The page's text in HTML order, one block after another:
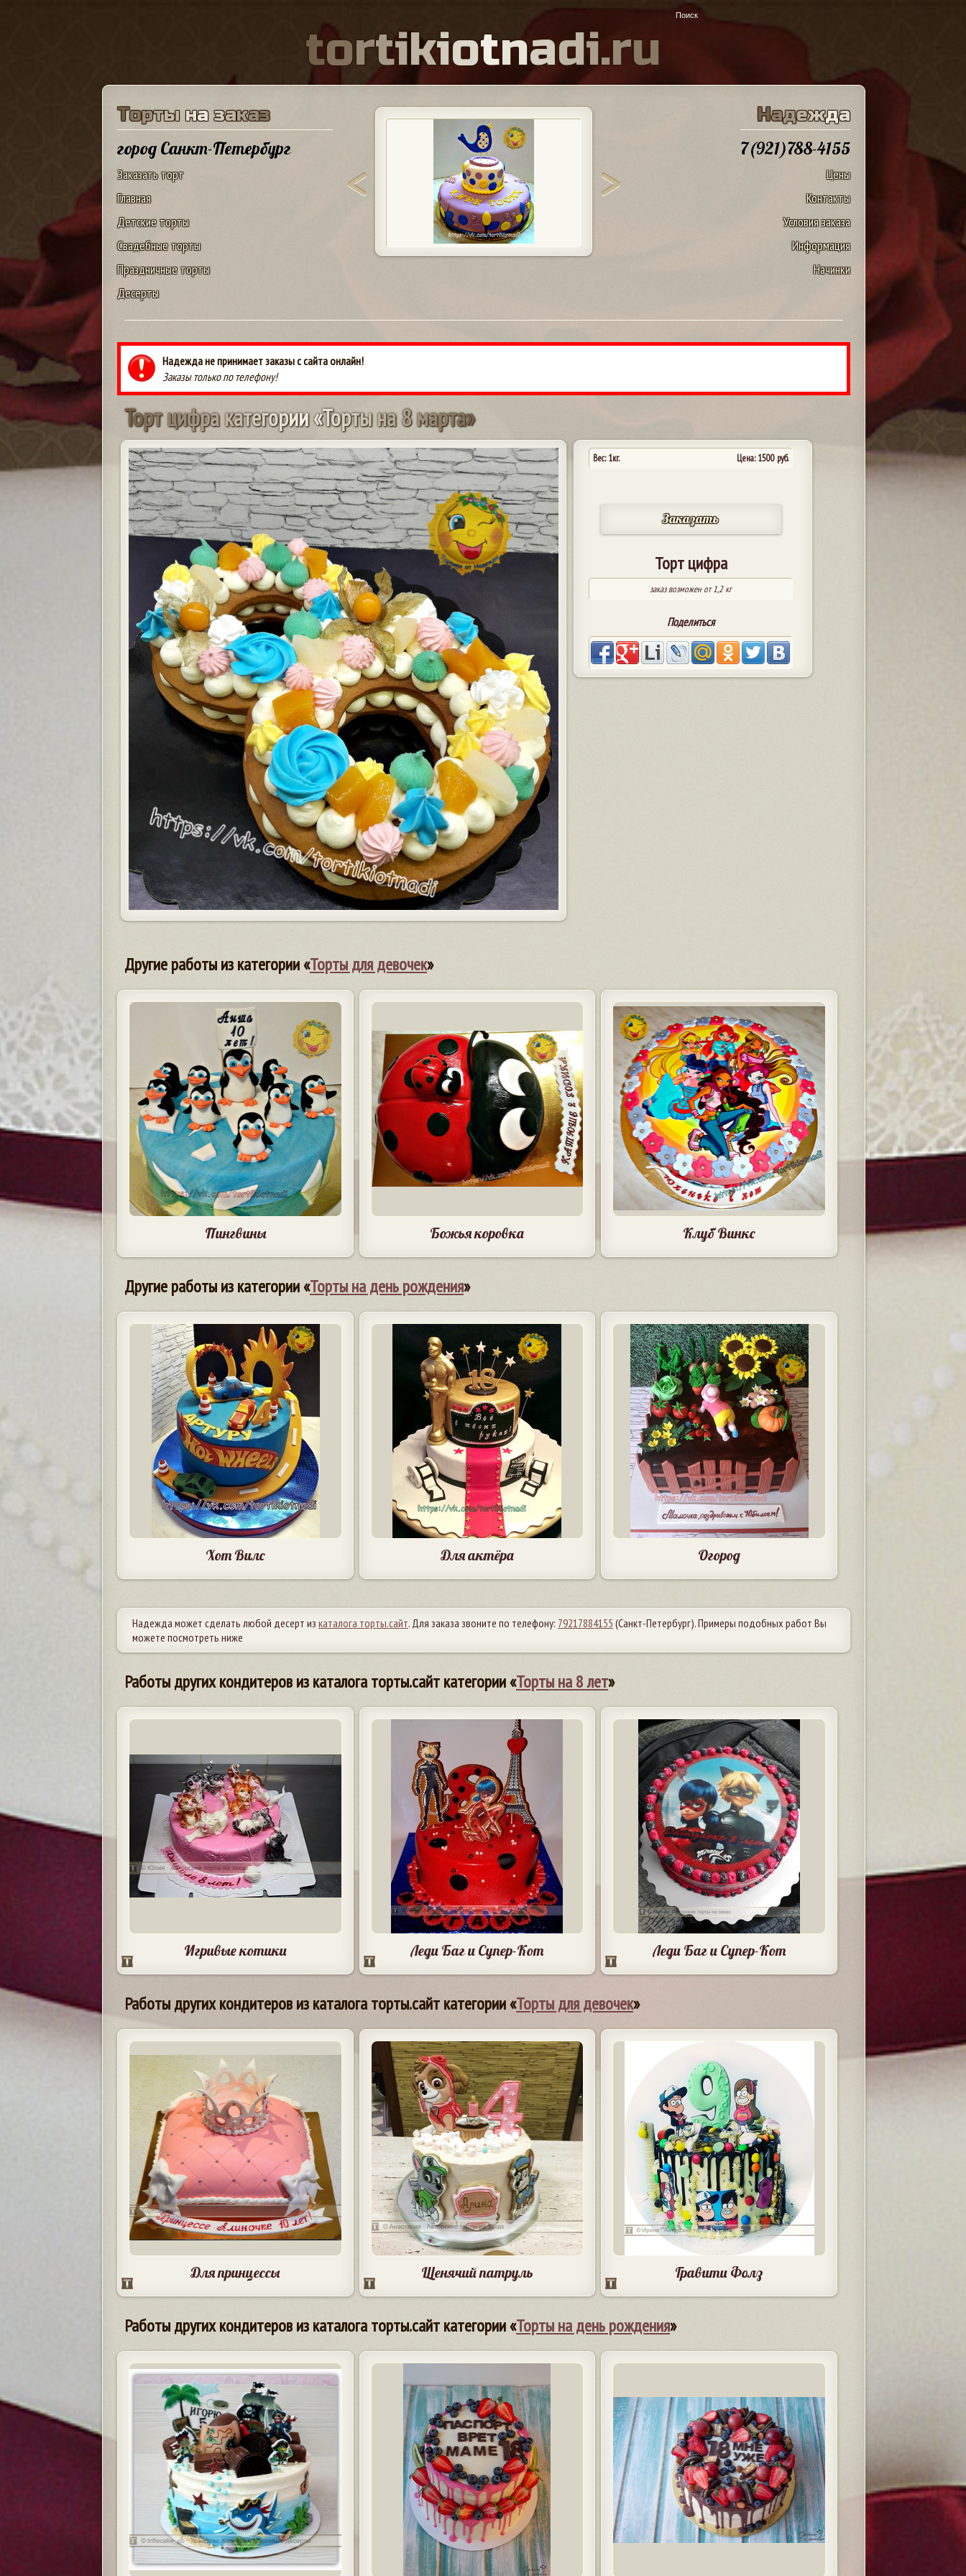
tortikiotnadi.ru
Торты на заказ
город Санкт-Петербург
Заказать торт
Главная
Детские торты
Свадебные торты
Праздничные торты
Десерты
Надежда
7(921)788-4155
Цены
Контакты
Условия заказа
Информация
Начинки
Надежда не принимает заказы с сайта онлайн!
Заказы только по телефону!
Тортцифракатегории«Тортына8марта»
Вес: 1кг. Цена:1500 руб.
Заказать
Торт цифра
заказ возможен от 1,2 кг
Поделиться
Другие работы из категории «Торты для девочек»
Пингвины Божья коровка Клуб Винкс
Другие работы из категории «Торты на день рождения»
Хот Вилс Для актёра Огород
Надежда может сделать любой десерт из каталога торты.сайт. Для заказа звоните по телефону: 79217884155 (Санкт-Петербург). Примеры подобных работ Вы
можете посмотреть ниже
Работы других кондитеров из каталога торты.сайт категории «Торты на 8 лет»
Игривые котики Леди Баг и Супер-Кот Леди Баг и Супер-Кот
Работы других кондитеров из каталога торты.сайт категории «Торты для девочек»
Для принцессы Щенячий патруль Гравити Фолз
Работы других кондитеров из каталога торты.сайт категории «Торты на день рождения»